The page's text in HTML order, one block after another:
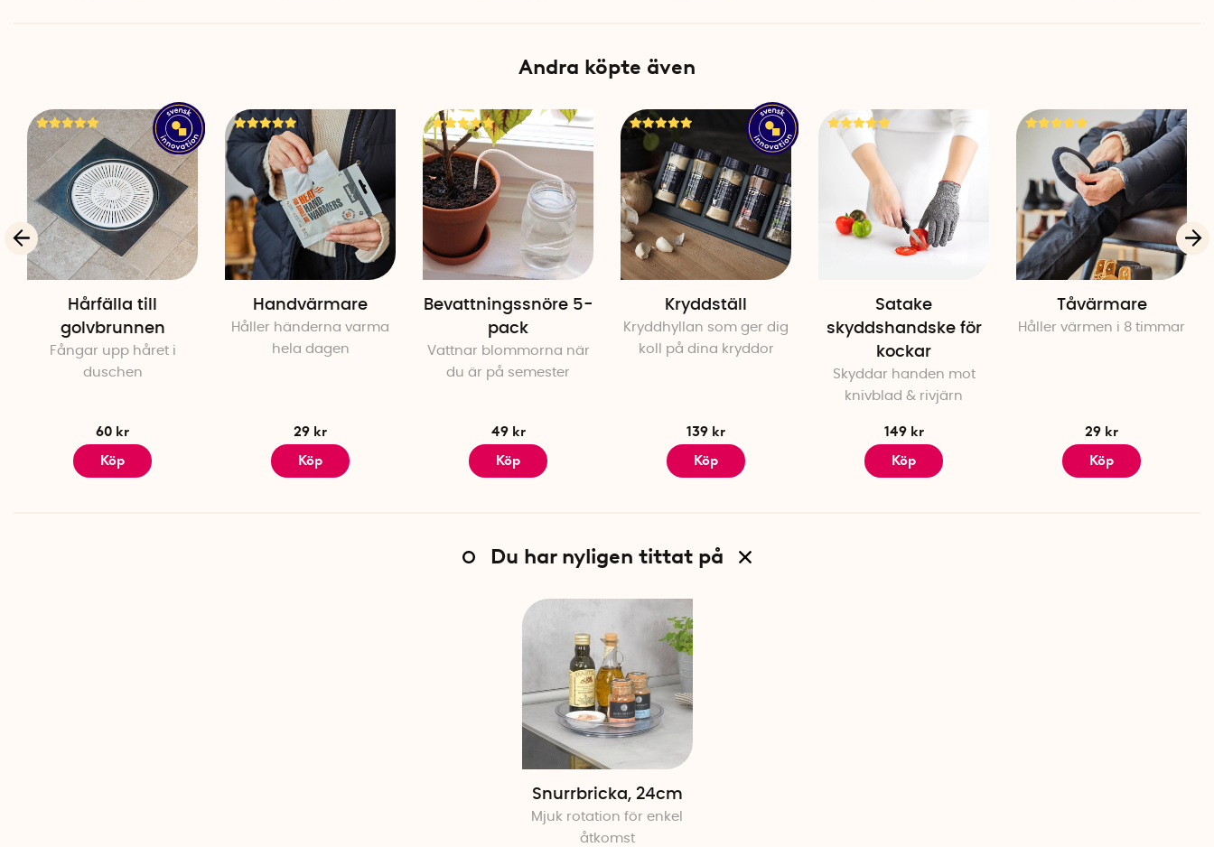
Andra köpte även
Hårfälla till
golvbrunnen
Fångar upp håret i
duschen
60 kr
Köp
Handvärmare
Håller händerna varma
hela dagen
29 kr
Köp
Bevattningssnöre 5-
pack
Vattnar blommorna när
du är på semester
49 kr
Köp
Kryddställ
Kryddhyllan som ger dig
koll på dina kryddor
139 kr
Köp
Satake
skyddshandske för
kockar
Skyddar handen mot
knivblad & rivjärn
149 kr
Köp
Tåvärmare
Håller värmen i 8 timmar
29 kr
Köp
Du har nyligen tittat på
Snurrbricka, 24cm
Mjuk rotation för enkel
åtkomst